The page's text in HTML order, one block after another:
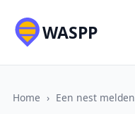
WASPP
Home › Een nest melden